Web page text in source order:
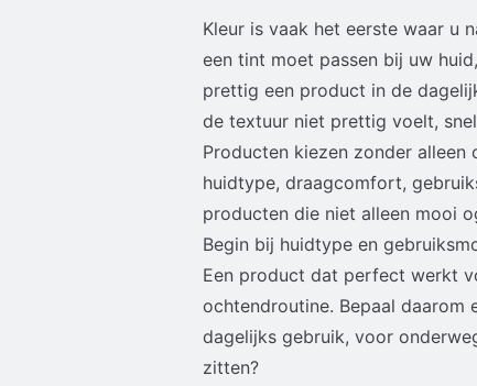
Kleur is vaak het eerste waar u
een tint moet passen bij uw
prettig een product in de
de textuur niet prettig voelt,
Producten kiezen zonder
huidtype, draagcomfort,
producten die niet alleen mooi
Begin bij huidtype en
Een product dat perfect werkt
ochtendroutine. Bepaal
dagelijks gebruik, voor
zitten?